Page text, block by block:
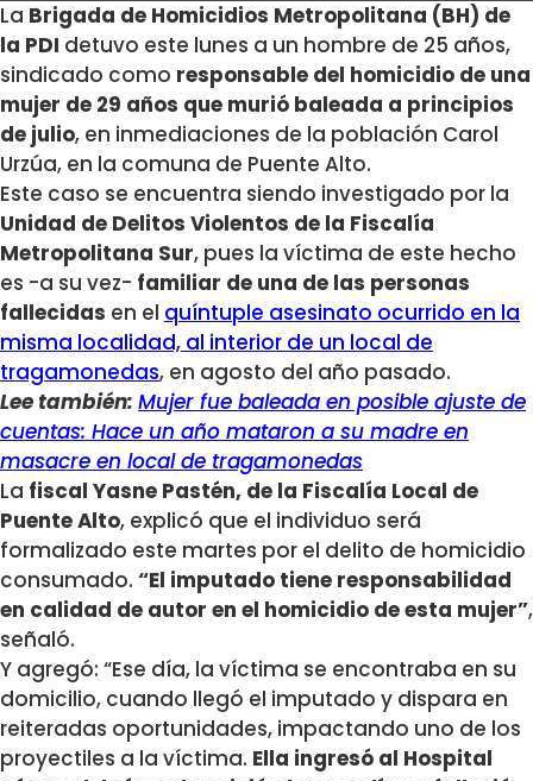
La Brigada de Homicidios Metropolitana (BH) de
la PDI detuvo este lunes a un hombre de 25 años,
sindicado como responsable del homicidio de una
mujer de 29 años que murió baleada a principios
de julio, en inmediaciones de la población Carol
Urzúa, en la comuna de Puente Alto.
Este caso se encuentra siendo investigado por la
Unidad de Delitos Violentos de la Fiscalía
Metropolitana Sur, pues la víctima de este hecho
es -a su vez- familiar de una de las personas
fallecidas en el quíntuple asesinato ocurrido en la
misma localidad, al interior de un local de
tragamonedas, en agosto del año pasado.
Lee también: Mujer fue baleada en posible ajuste de
cuentas: Hace un año mataron a su madre en
masacre en local de tragamonedas
La fiscal Yasne Pastén, de la Fiscalía Local de
Puente Alto, explicó que el individuo será
formalizado este martes por el delito de homicidio
consumado. “El imputado tiene responsabilidad
en calidad de autor en el homicidio de esta mujer”,
señaló.
Y agregó: “Ese día, la víctima se encontraba en su
domicilio, cuando llegó el imputado y dispara en
reiteradas oportunidades, impactando uno de los
proyectiles a la víctima. Ella ingresó al Hospital